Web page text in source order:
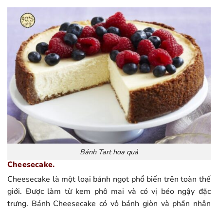
Bánh Tart hoa quả
Cheesecake.
Cheesecake là một loại bánh ngọt phổ biến trên toàn thế
giới. Được làm từ kem phô mai và có vị béo ngậy đặc
trưng. Bánh Cheesecake có vỏ bánh giòn và phần nhân